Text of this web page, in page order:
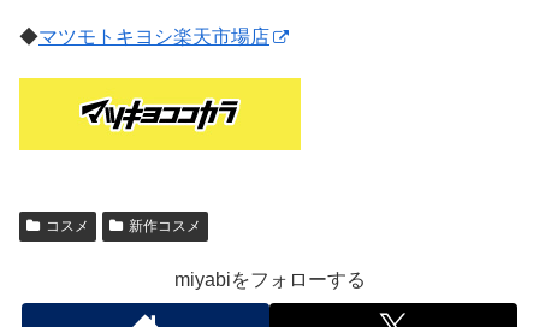
◆マツモトキヨシ楽天市場店
コスメ 新作コスメ
miyabiをフォローする